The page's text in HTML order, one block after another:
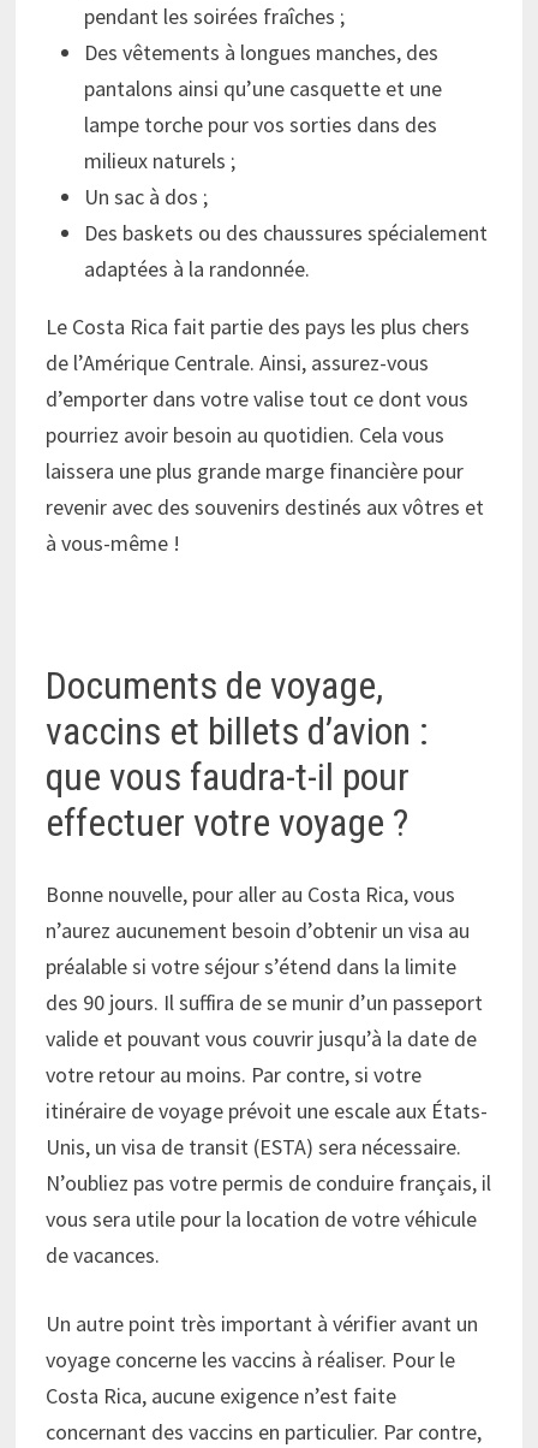
pendant les soirées fraîches ;
Des vêtements à longues manches, des
pantalons ainsi qu’une casquette et une
lampe torche pour vos sorties dans des
milieux naturels ;
Un sac à dos ;
Des baskets ou des chaussures spécialement
adaptées à la randonnée.
Le Costa Rica fait partie des pays les plus chers
de l’Amérique Centrale. Ainsi, assurez-vous
d’emporter dans votre valise tout ce dont vous
pourriez avoir besoin au quotidien. Cela vous
laissera une plus grande marge financière pour
revenir avec des souvenirs destinés aux vôtres et
à vous-même !
Documents de voyage,
vaccins et billets d’avion :
que vous faudra-t-il pour
effectuer votre voyage ?
Bonne nouvelle, pour aller au Costa Rica, vous
n’aurez aucunement besoin d’obtenir un visa au
préalable si votre séjour s’étend dans la limite
des 90 jours. Il suffira de se munir d’un passeport
valide et pouvant vous couvrir jusqu’à la date de
votre retour au moins. Par contre, si votre
itinéraire de voyage prévoit une escale aux États-
Unis, un visa de transit (ESTA) sera nécessaire.
N’oubliez pas votre permis de conduire français, il
vous sera utile pour la location de votre véhicule
de vacances.
Un autre point très important à vérifier avant un
voyage concerne les vaccins à réaliser. Pour le
Costa Rica, aucune exigence n’est faite
concernant des vaccins en particulier. Par contre,